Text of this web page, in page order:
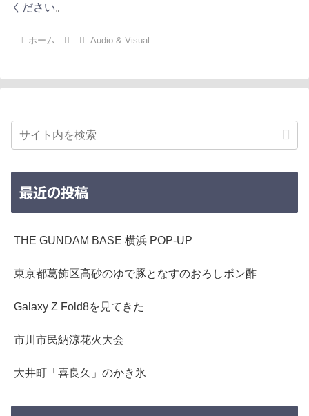
ください。
ホーム Audio & Visual
最近の投稿
THE GUNDAM BASE 横浜 POP-UP
東京都葛飾区高砂のゆで豚となすのおろしポン酢
Galaxy Z Fold8を見てきた
市川市民納涼花火大会
大井町「喜良久」のかき氷